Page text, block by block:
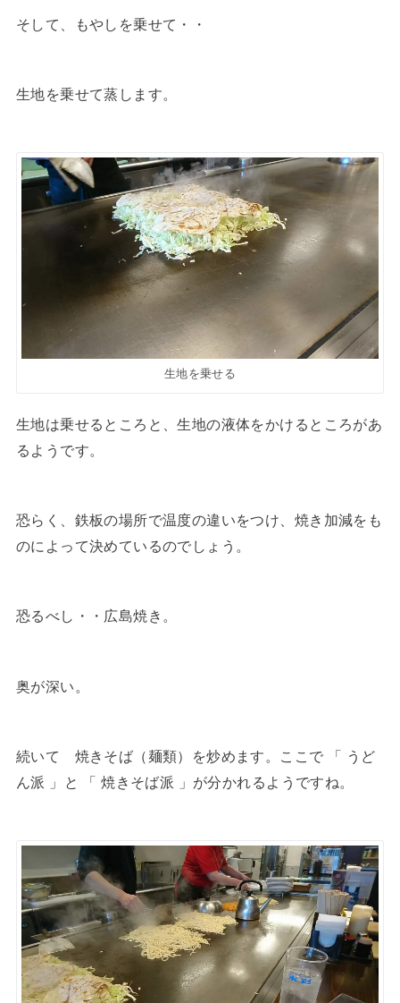
そして、もやしを乗せて・・
生地を乗せて蒸します。
生地を乗せる
生地は乗せるところと、生地の液体をかけるところがあ
るようです。
恐らく、鉄板の場所で温度の違いをつけ、焼き加減をも
のによって決めているのでしょう。
恐るべし・・広島焼き。
奥が深い。
続いて 焼きそば（麺類）を炒めます。ここで 「 うど
ん派 」と 「 焼きそば派 」が分かれるようですね。